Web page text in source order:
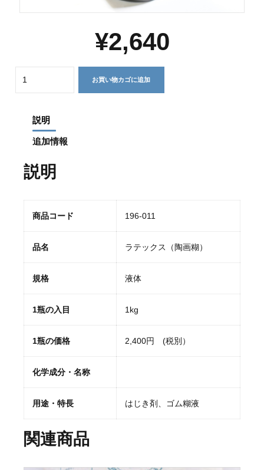
¥2,640
お買い物カゴに追加
説明
追加情報
説明
商品コード 196-011
品名 ラテックス（陶画糊）
規格 液体
1瓶の入目 1kg
1瓶の価格 2,400円 (税別）
化学成分・名称
用途・特長 はじき剤、ゴム糊液
関連商品